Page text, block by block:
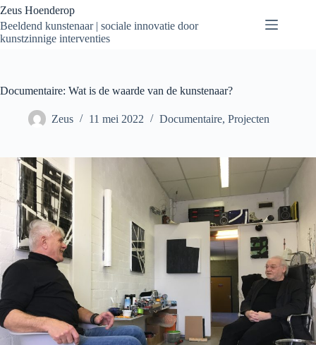
Zeus Hoenderop
Beeldend kunstenaar | sociale innovatie door
kunstzinnige interventies
Documentaire: Wat is de waarde van de kunstenaar?
Zeus 11 mei 2022 Documentaire, Projecten